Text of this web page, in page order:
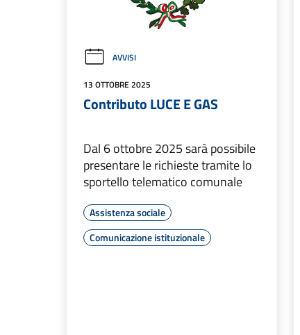
AVVISI
13 OTTOBRE 2025
Contributo LUCE E GAS
Dal 6 ottobre 2025 sarà possibile
presentare le richieste tramite lo
sportello telematico comunale
Assistenza sociale
Comunicazione istituzionale